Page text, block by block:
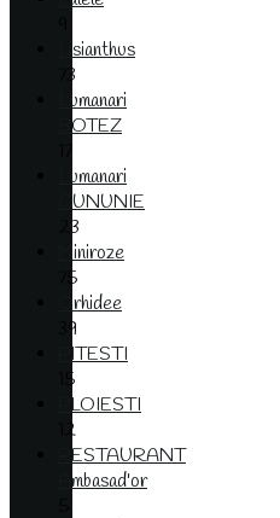
Lisianthus
73
Lumanari
BOTEZ
Lumanari
CUNUNIE
23
Miniroze
75
Orhidee
39
PITESTI
15
PLOIESTI
12
RESTAURANT
Ambasad'or